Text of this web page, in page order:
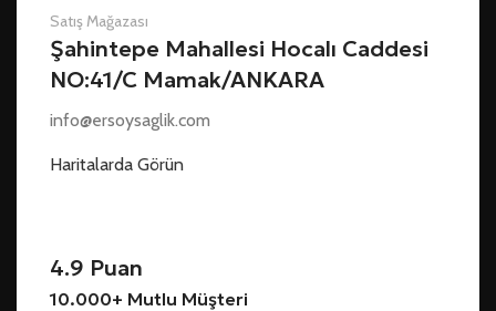
Satış Mağazası
Şahintepe Mahallesi Hocalı Caddesi
NO:41/C Mamak/ANKARA
info@ersoysaglik.com
Haritalarda Görün
4.9 Puan
10.000+ Mutlu Müşteri